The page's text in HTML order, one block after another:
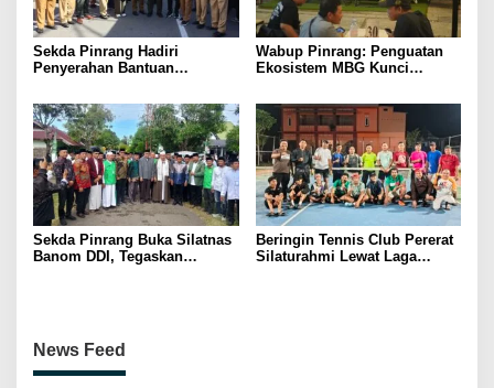
Sekda Pinrang Hadiri
Penyerahan Bantuan
Dukung Swasembada Pangan
Wabup Pinrang: Penguatan
Ekosistem MBG Kunci
Kerakyatan
Sekda Pinrang Buka Silatnas
Banom DDI, Tegaskan
Beringin Tennis Club Pererat
Silaturahmi Lewat Laga
News Feed